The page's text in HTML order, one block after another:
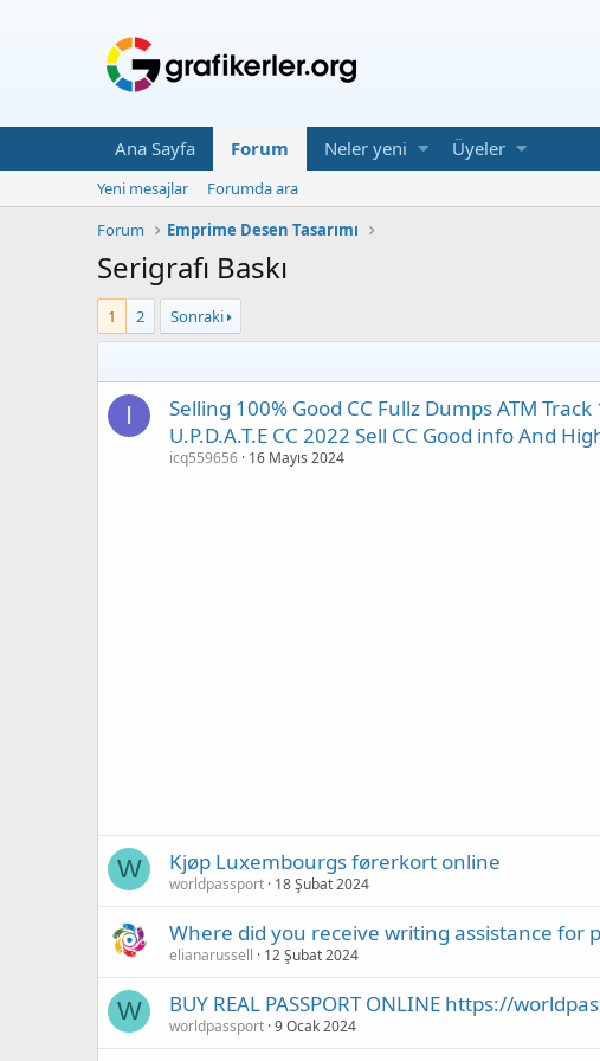
Ana Sayfa Forum Neler yeni Üyeler
Yeni mesajlar
Forumda ara
Forum
Emprime Desen Tasarımı
Serigrafı Baskı
1 2 Sonraki
I
Selling 100% Good CC Fullz Dumps ATM
U.P.D.A.T.E CC 2022 Sell CC Good info And
icq559656 16 Mayıs 2024
W Kjøp Luxembourgs førerkort online
worldpassport 18 Şubat 2024
Where did you receive writing assistance for
elianarussell 12 Şubat 2024
W BUY REAL PASSPORT ONLINE https://
worldpassport 9 Ocak 2024